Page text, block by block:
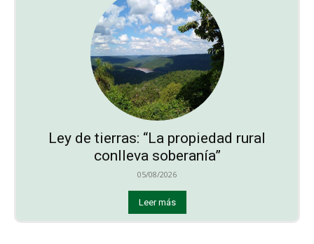
Ley de tierras: “La propiedad rural
conlleva soberanía”
05/08/2026
Leer más